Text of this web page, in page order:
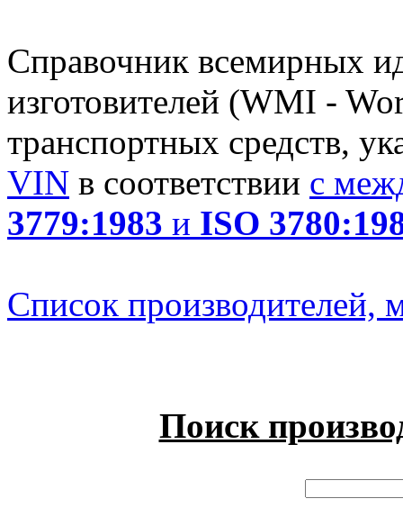
Справочник всемирных
изготовителей (WMI -
транспортных средств,
VIN в соответствии с
3779:1983 и ISO
Список производителей,
Поиск